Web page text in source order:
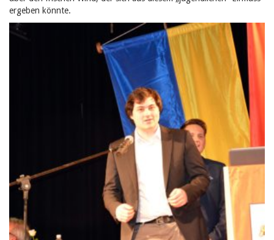
ergeben könnte.